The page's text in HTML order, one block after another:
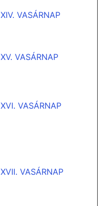
XIV. VASÁRNAP
XV. VASÁRNAP
XVI. VASÁRNAP
XVII. VASÁRNAP